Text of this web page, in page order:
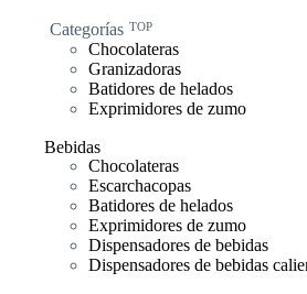
Categorías TOP
Chocolateras
Granizadoras
Batidores de helados
Exprimidores de zumo
Bebidas
Chocolateras
Escarchacopas
Batidores de helados
Exprimidores de zumo
Dispensadores de bebidas
Dispensadores de bebidas